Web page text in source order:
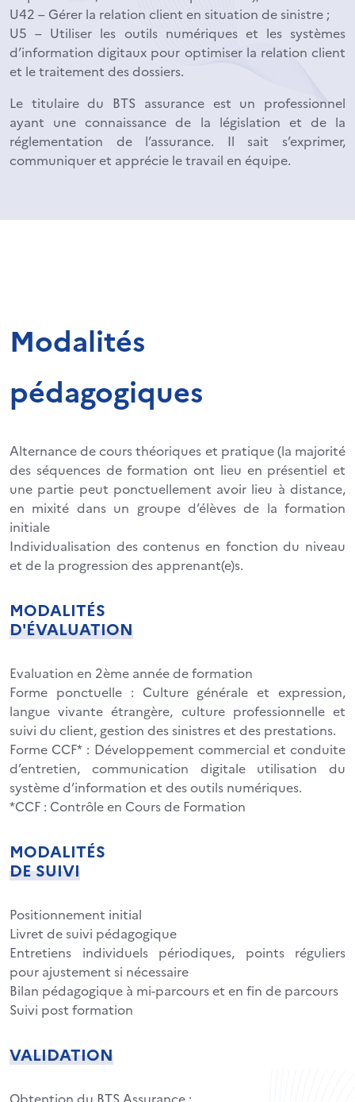
U42 – Gérer la relation client en situation de sinistre ;
U5 – Utiliser les outils numériques et les systèmes
d’information digitaux pour optimiser la relation client
et le traitement des dossiers.
Le titulaire du BTS assurance est un professionnel
ayant une connaissance de la législation et de la
réglementation de l’assurance. Il sait s’exprimer,
communiquer et apprécie le travail en équipe.
Modalités
pédagogiques
Alternance de cours théoriques et pratique (la majorité
des séquences de formation ont lieu en présentiel et
une partie peut ponctuellement avoir lieu à distance,
en mixité dans un groupe d’élèves de la formation
initiale
Individualisation des contenus en fonction du niveau
et de la progression des apprenant(e)s.
MODALITÉS
D'ÉVALUATION
Evaluation en 2ème année de formation
Forme ponctuelle : Culture générale et expression,
langue vivante étrangère, culture professionnelle et
suivi du client, gestion des sinistres et des prestations.
Forme CCF* : Développement commercial et conduite
d’entretien, communication digitale utilisation du
système d’information et des outils numériques.
*CCF : Contrôle en Cours de Formation
MODALITÉS
DE SUIVI
Positionnement initial
Livret de suivi pédagogique
Entretiens individuels périodiques, points réguliers
pour ajustement si nécessaire
Bilan pédagogique à mi-parcours et en fin de parcours
Suivi post formation
VALIDATION
Obtention du BTS Assurance :